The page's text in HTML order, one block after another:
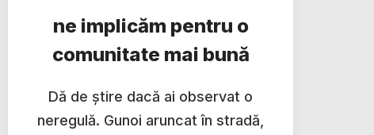
ne implicăm pentru o
comunitate mai bună
Dă de știre dacă ai observat o
neregulă. Gunoi aruncat în stradă,